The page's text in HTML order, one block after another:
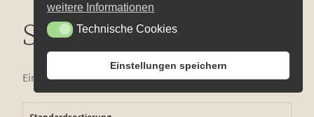
Rot­wei­ne
Caber­net Dorsa
Cuvée rot
Dorn­fel­der
Schwarzriesling
Einzelnes Ergebnis wird angezeigt
weitere Informationen
Technische Cookies
Technische Cookies
Einstellungen speichern